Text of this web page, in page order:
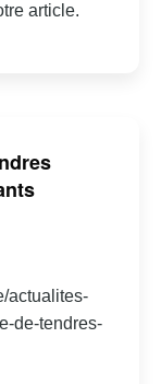
article.
actualites-
de-tendres-